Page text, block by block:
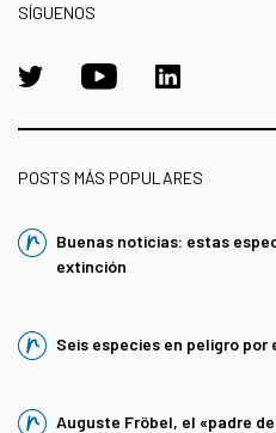
SÍGUENOS
POSTS MÁS POPULARES
Buenas noticias: estas
extinción
Seis especies en peligro
Auguste Fröbel, el «padre